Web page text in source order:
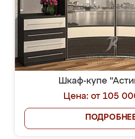
Шкаф-купе
Цена: от 105